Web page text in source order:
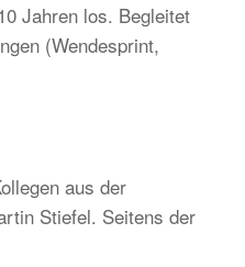
Jahren los. Begleitet
(Wendesprint,
aus der
Stiefel. Seitens der